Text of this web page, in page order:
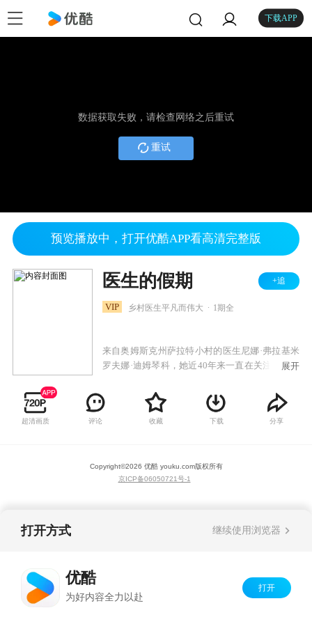
下载APP
数据获取失败，请检查网络之后重试
重试
预览播放中，打开优酷APP看高清完整版
医生的假期 +追
VIP 乡村医生平凡而伟大 1期全
来自奥姆斯克州萨拉特小村的医生尼娜·弗拉基米
罗夫娜·迪姆琴科，她近40年来一直在关注同胞们
泰山的一家疗养院接受治疗。妮娜·弗拉迪米罗夫
娜将有两周不在村里了。这让村民感到恐慌，假
期前的最后一周，村民们如何热爱他们的医护人
幸福。
展开
超清画质 评论 收藏 下载 分享
Copyright©2026 优酷 youku.com版权所有
京ICP备06050721号-1
打开方式 继续使用浏览器
优酷
为好内容全力以赴
打开